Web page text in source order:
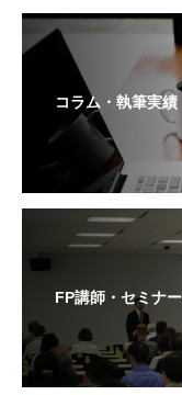
コラム・執筆実績
FP講師・セミナ